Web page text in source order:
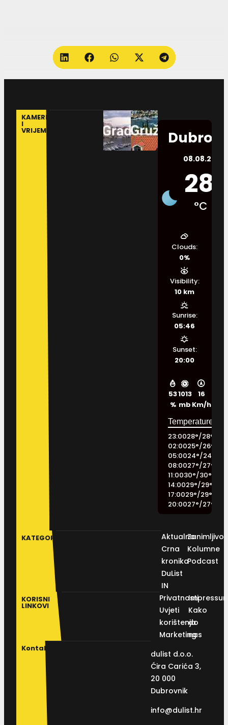
KAMERE
I
VRIJEME
08.08.2026.
28
°C
53
%
1013
mb
16
Km/h
Clouds:
0%
Visibility:
10 km
Sunrise:
05:46
Sunset:
20:00
23:0028°/28°
02:0025°/26°
05:0024°/24
08:0027°/27°
11:0030°/30°
14:0029°/29°
17:0029°/29°
20:0027°/27°
KATEGORIJE
Aktualno
Crna
kronika
DuList
IN
Kolumne
Podcast
KORISNI
LINKOVI
Privatnosti
Uvjeti
korištenja
Marketing
Kako
do
nas
Kontakt
dulist d.o.o.
Ćira Carića 3,
20 000
Dubrovnik
info@dulist.hr